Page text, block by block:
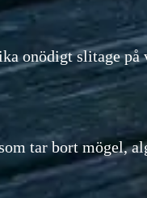
onödigt slitage på
tar bort mögel,